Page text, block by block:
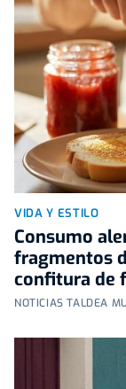
VIDA Y ESTILO
Consumo
fragmentos
confitura de
NOTICIAS TALDEA